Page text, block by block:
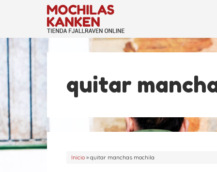
quitar
Inicio » quitar manchas mochila